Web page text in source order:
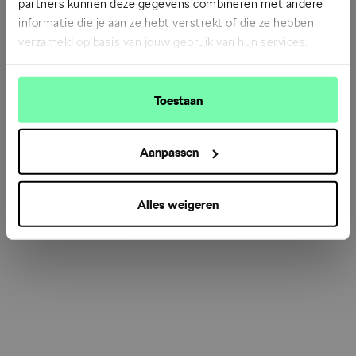
partners kunnen deze gegevens combineren met andere
informatie die je aan ze hebt verstrekt of die ze hebben
verzameld op basis van jouw gebruik van hun services.
Toestaan
Aanpassen
Alles weigeren